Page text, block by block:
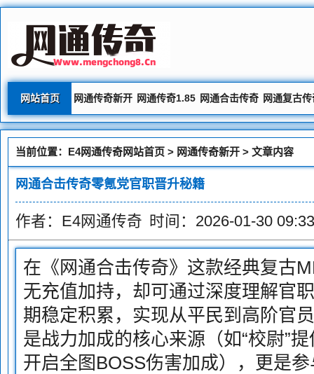
网站首页 网通传奇新开 网通传奇1.85 网通合击传奇 网通复古传
当前位置： E4网通传奇网站首页 > 网通传奇新开 > 文章内容
网通合击传奇零氪党官职晋升秘籍
作者：E4网通传奇 时间：2026-01-30
在《网通合击传奇》这款经典复古
无充值加持，却可通过深度理解官
期稳定积累，实现从平民到高阶官
是战力加成的核心来源（如“校尉”
开启全图BOSS伤害加成），更是